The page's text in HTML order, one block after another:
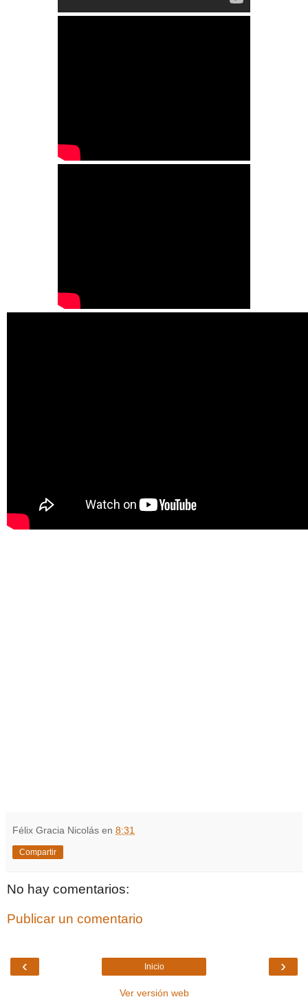
Félix Gracia Nicolás en 8:31
Compartir
No hay comentarios:
Publicar un comentario
‹ ›
Inicio
Ver versión web